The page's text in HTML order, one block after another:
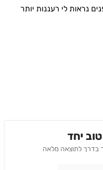
לי רעננות יותר
יחד
לתוצאה מלאה